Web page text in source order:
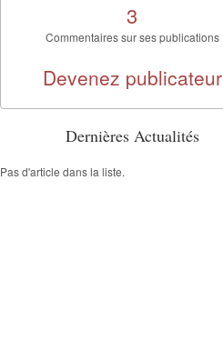
3
Commentaires sur ses publications
Devenez publicateur
Dernières Actualités
Pas d'article dans la liste.